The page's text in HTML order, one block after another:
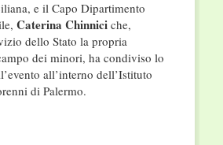
e il Capo Dipartimento
Caterina Chinniciche,
dello Stato la propria
dei minori, ha condiviso lo
all’interno dell’Istituto
di Palermo.